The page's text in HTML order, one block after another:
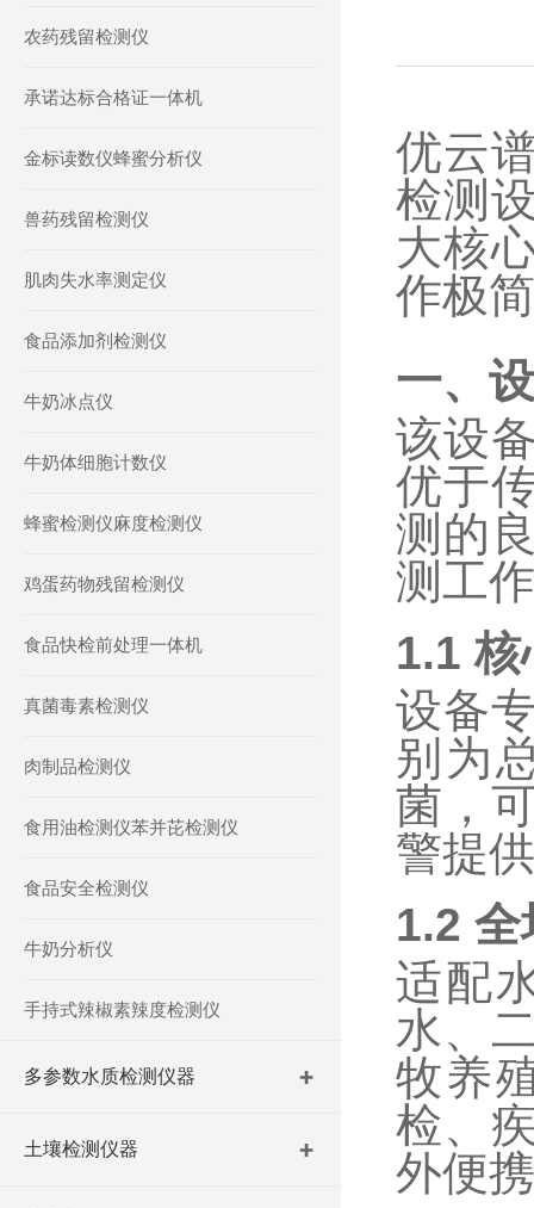
优云
检测
大核
作极
一、
该设
优于
测的
测工
1.1核
设备
别为
菌，
警提
1.2 全
适配
水、
牧养
检、
外便
农药残留检测仪
承诺达标合格证一体机
金标读数仪蜂蜜分析仪
兽药残留检测仪
肌肉失水率测定仪
食品添加剂检测仪
牛奶冰点仪
牛奶体细胞计数仪
蜂蜜检测仪麻度检测仪
鸡蛋药物残留检测仪
食品快检前处理一体机
真菌毒素检测仪
肉制品检测仪
食用油检测仪苯并芘检测仪
食品安全检测仪
牛奶分析仪
手持式辣椒素辣度检测仪
多参数水质检测仪器
土壤检测仪器